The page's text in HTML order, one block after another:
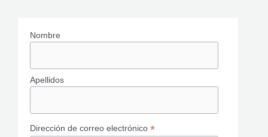
Nombre
Apellidos
Dirección de correo electrónico *